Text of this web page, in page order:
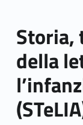
Storia,
della